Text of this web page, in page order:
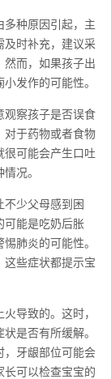
多种原因引起，主
及时补充，建议采
然而，如果孩子出
发作的可能性。
观察孩子是否误食
对于药物或者食物
很可能会产生口吐
况。
不少父母感到困
可能是吃奶后胀
肺炎的可能性。
这些症状都提示宝
导致的。这时，
是否有所缓解。
，牙龈部位可能会
长可以检查宝宝的